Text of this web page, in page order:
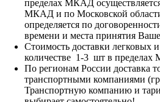
пределах МКАД
МКАД и по Московской
определяется по
времени и места принятия
Стоимость доставки легковых
количестве 1-3 шт в
По регионам России доставка
транспортными компаниями
Транспортную компанию и